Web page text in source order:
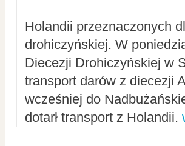
Holandii przeznaczonych
drohiczyńskiej. W
Diecezji Drohiczyńskiej w
transport darów z diecezji
wcześniej do
dotarł transport z Holandii.